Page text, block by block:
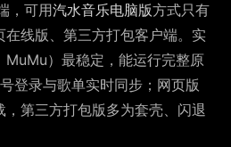
，可用汽水音乐电脑版方式只有
线版、第三方打包客户端。实
MuMu）最稳定，能运行完整原
登录与歌单实时同步；网页版
第三方打包版多为套壳、闪退